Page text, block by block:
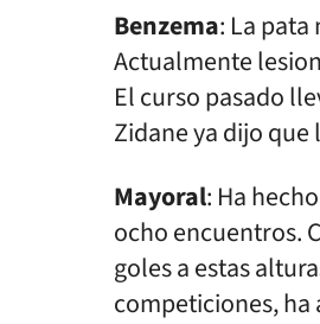
Benzema: La pata
Actualmente
El curso pasado
Zidane ya dijo que
Mayoral: Ha
ocho encuentros.
goles a estas
competiciones, ha